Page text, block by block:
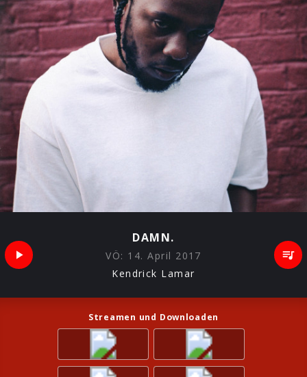
DAMN.
VÖ: 14. April 2017
Kendrick Lamar
Streamen und Downloaden